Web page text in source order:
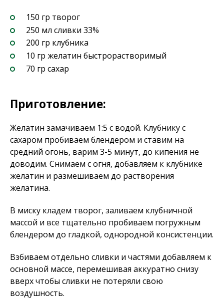
150 гр творог
250 мл сливки 33%
200 гр клубника
10 гр желатин быстрорастворимый
70 гр сахар
Приготовление:
Желатин замачиваем 1:5 с водой. Клубнику с
сахаром пробиваем блендером и ставим на
средний огонь, варим 3-5 минут, до кипения не
доводим. Снимаем с огня, добавляем к клубнике
желатин и размешиваем до растворения
желатина.
В миску кладем творог, заливаем клубничной
массой и все тщательно пробиваем погружным
блендером до гладкой, однородной консистенции.
Взбиваем отдельно сливки и частями добавляем к
основной массе, перемешивая аккуратно снизу
вверх чтобы сливки не потеряли свою
воздушность.